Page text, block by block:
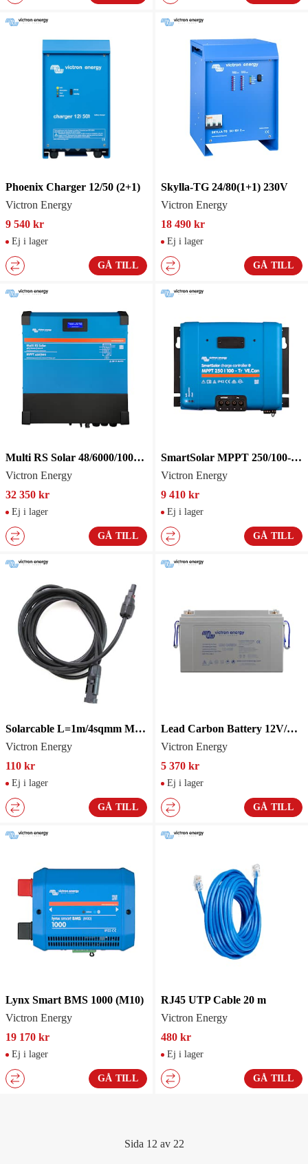
Phoenix Charger 12/50 (2+1)
Victron Energy
9 540 kr
Ej i lager
GÅ TILL
Skylla-TG 24/80(1+1) 230V
Victron Energy
18 490 kr
Ej i lager
GÅ TILL
Multi RS Solar 48/6000/100-450/80 1 tracker
Victron Energy
32 350 kr
Ej i lager
GÅ TILL
SmartSolar MPPT 250/100-Tr VE.Can
Victron Energy
9 410 kr
Ej i lager
GÅ TILL
Solarcable L=1m/4sqmm MC4-M/F
Victron Energy
110 kr
Ej i lager
GÅ TILL
Lead Carbon Battery 12V/106Ah
Victron Energy
5 370 kr
Ej i lager
GÅ TILL
Lynx Smart BMS 1000 (M10)
Victron Energy
19 170 kr
Ej i lager
GÅ TILL
RJ45 UTP Cable 20 m
Victron Energy
480 kr
Ej i lager
GÅ TILL
Sida 12 av 22